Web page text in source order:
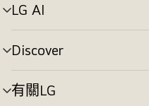
切
換
LG AI
選
單
切
換
Discover
選
單
切
換
有關LG
選